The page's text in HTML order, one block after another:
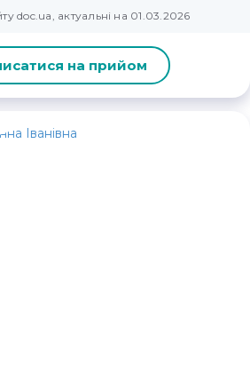
doc.ua, актуальні на 01.03.2026
на прийом